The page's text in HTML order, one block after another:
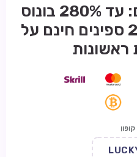
חבילת קבלת פנים: עד 280% בונוס
עד €2,200 + 230 ספינים חינם על